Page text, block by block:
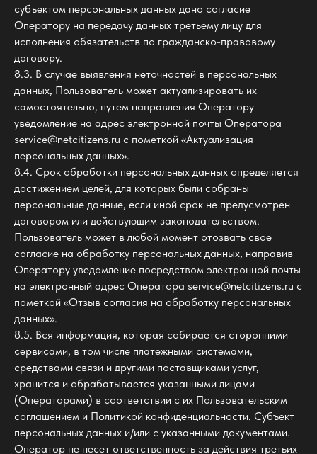
субъектом персональных данных дано согласие
Оператору на передачу данных третьему лицу для
исполнения обязательств по гражданско-правовому
договору.
8.3. В случае выявления неточностей в персональных
данных, Пользователь может актуализировать их
самостоятельно, путем направления Оператору
уведомление на адрес электронной почты Оператора
service@netcitizens.ru с пометкой «Актуализация
персональных данных».
8.4. Срок обработки персональных данных определяется
достижением целей, для которых были собраны
персональные данные, если иной срок не предусмотрен
договором или действующим законодательством.
Пользователь может в любой момент отозвать свое
согласие на обработку персональных данных, направив
Оператору уведомление посредством электронной почты
на электронный адрес Оператора service@netcitizens.ru с
пометкой «Отзыв согласия на обработку персональных
данных».
8.5. Вся информация, которая собирается сторонними
сервисами, в том числе платежными системами,
средствами связи и другими поставщиками услуг,
хранится и обрабатывается указанными лицами
(Операторами) в соответствии с их Пользовательским
соглашением и Политикой конфиденциальности. Субъект
персональных данных и/или с указанными документами.
Оператор не несет ответственность за действия третьих